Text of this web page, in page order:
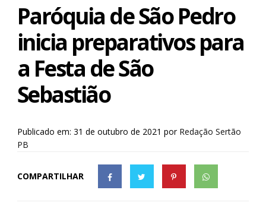
Paróquia de São Pedro
inicia preparativos para
a Festa de São
Sebastião
Publicado em: 31 de outubro de 2021 por Redação Sertão
PB
COMPARTILHAR